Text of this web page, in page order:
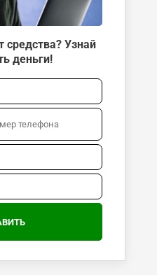
средства? Узнай
деньги!